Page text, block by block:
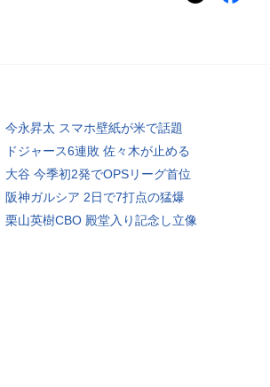
今永昇太 スマホ壁紙が米で話題
ドジャース6連敗 佐々木が止める
大谷 今季初2発でOPSリーグ首位
阪神ガルシア 2日で7打点の猛爆
栗山英樹CBO 殿堂入り記念し立像